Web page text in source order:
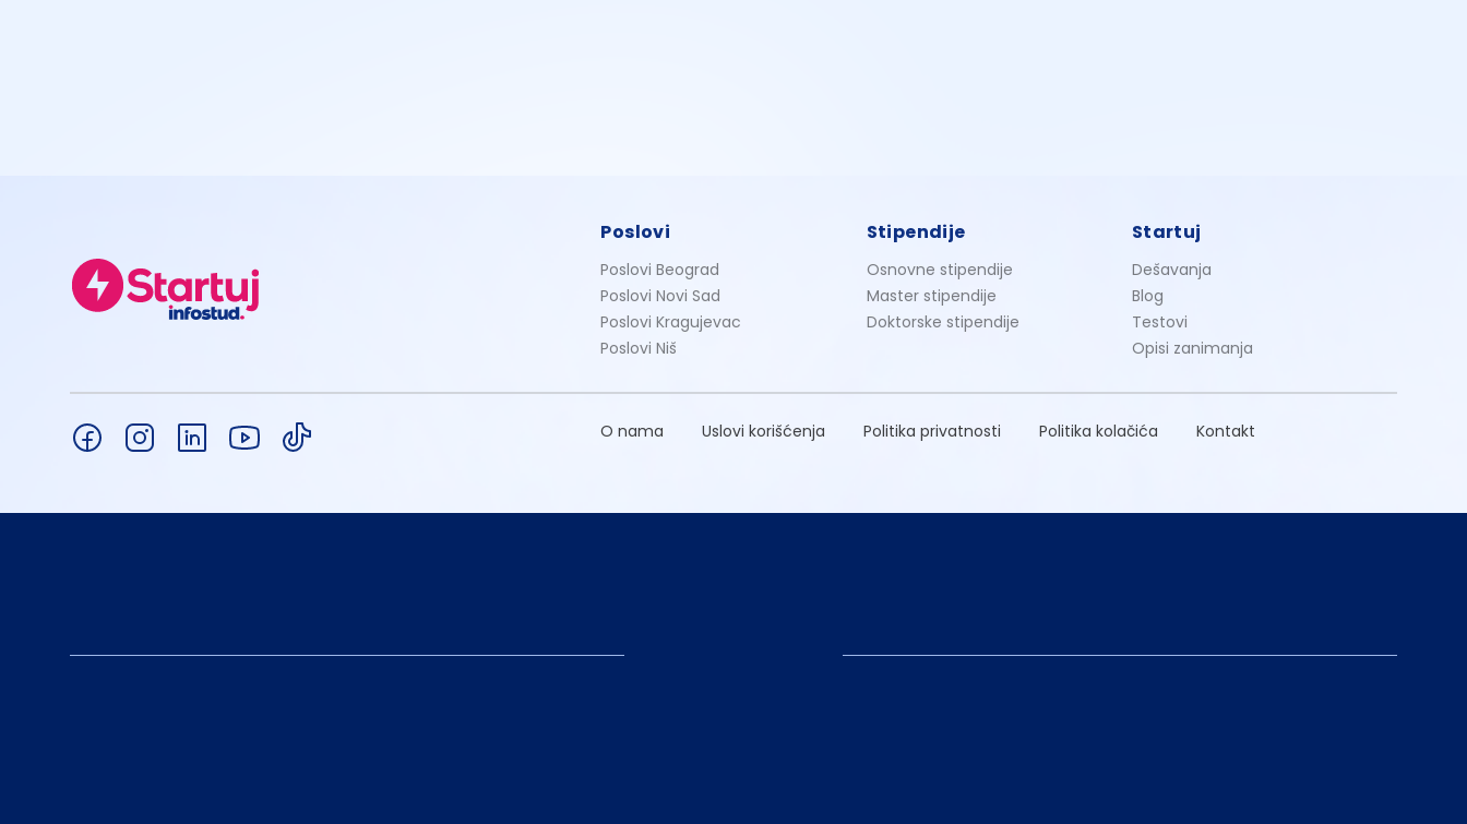
Poslovi
Poslovi Beograd
Poslovi Novi Sad
Poslovi Kragujevac
Poslovi Niš
Stipendije
Osnovne stipendije
Master stipendije
Doktorske stipendije
Startuj
Dešavanja
Blog
Testovi
Opisi zanimanja
O nama Uslovi korišćenja Politika privatnosti Politika kolačića Kontakt